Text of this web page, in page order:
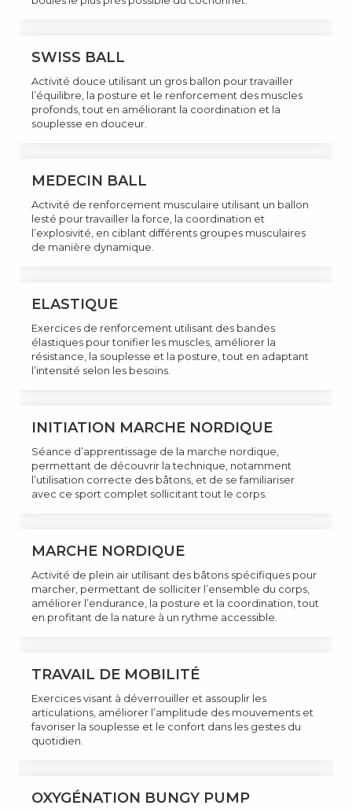
SWISS BALL
Activité douce utilisant un gros ballon pour travailler
l’équilibre, la posture et le renforcement des muscles
profonds, tout en améliorant la coordination et la
souplesse en douceur.
MEDECIN BALL
Activité de renforcement musculaire utilisant un ballon
lesté pour travailler la force, la coordination et
l’explosivité, en ciblant différents groupes musculaires
de manière dynamique.
ELASTIQUE
Exercices de renforcement utilisant des bandes
élastiques pour tonifier les muscles, améliorer la
résistance, la souplesse et la posture, tout en adaptant
l’intensité selon les besoins.
INITIATION MARCHE NORDIQUE
Séance d’apprentissage de la marche nordique,
permettant de découvrir la technique, notamment
l’utilisation correcte des bâtons, et de se familiariser
avec ce sport complet sollicitant tout le corps.
MARCHE NORDIQUE
Activité de plein air utilisant des bâtons spécifiques pour
marcher, permettant de solliciter l’ensemble du corps,
améliorer l’endurance, la posture et la coordination, tout
en profitant de la nature à un rythme accessible.
TRAVAIL DE MOBILITÉ
Exercices visant à déverrouiller et assouplir les
articulations, améliorer l’amplitude des mouvements et
favoriser la souplesse et le confort dans les gestes du
quotidien.
OXYGÉNATION BUNGY PUMP